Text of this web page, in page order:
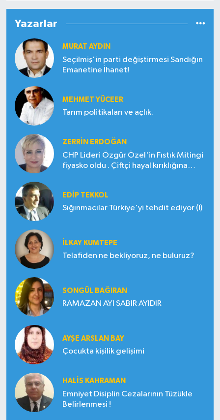
Yazarlar
MURAT AYDIN
Seçilmiş'in parti değiştirmesi Sandığın
Emanetine İhanet!
MEHMET YÜCEER
Tarım politikaları ve açlık.
ZERRIN ERDOĞAN
CHP Lideri Özgür Özel'in Fıstık Mitingi
fiyasko oldu . Çiftçi hayal kırıklığına
EDIP TEKKOL
Sığınmacılar Türkiye'yi tehdit ediyor (!)
İLKAY KUMTEPE
Telafiden ne bekliyoruz, ne buluruz?
SONGÜL BAĞIRAN
RAMAZAN AYI SABIR AYIDIR
AYŞE ARSLAN BAY
Çocukta kişilik gelişimi
HALIS KAHRAMAN
Emniyet Disiplin Cezalarının Tüzükle
Belirlenmesi !